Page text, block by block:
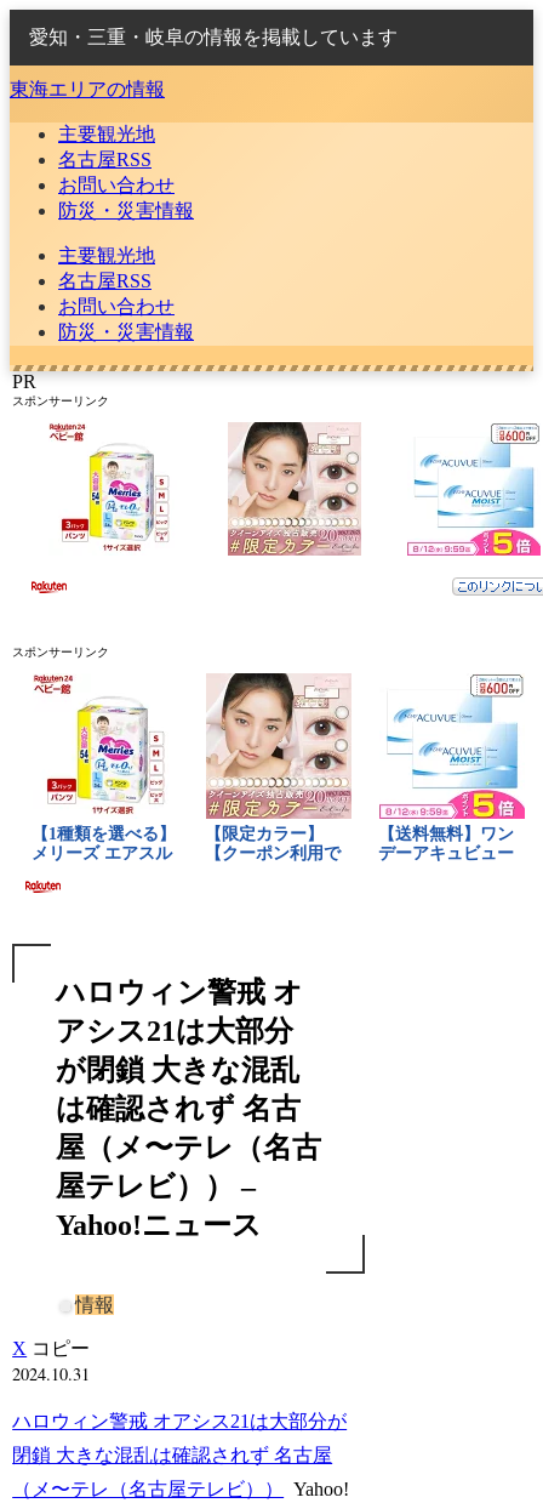
愛知・三重・岐阜の情報を掲載しています
東海エリアの情報
主要観光地
名古屋RSS
お問い合わせ
防災・災害情報
主要観光地
名古屋RSS
お問い合わせ
防災・災害情報
PR
スポンサーリンク
スポンサーリンク
ハロウィン警戒 オ
アシス21は大部分
が閉鎖 大きな混乱
は確認されず 名古
屋（メ〜テレ（名古
屋テレビ）） –
Yahoo!ニュース
情報
X コピー
2024.10.31
ハロウィン警戒 オアシス21は大部分が
閉鎖 大きな混乱は確認されず 名古屋
（メ〜テレ（名古屋テレビ））
Yahoo!